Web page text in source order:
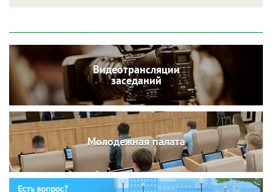
Видеотрансляции
заседаний
Молодежная палата